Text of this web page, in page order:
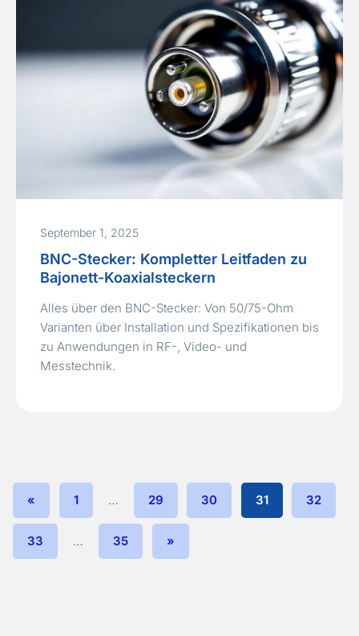
September 1, 2025
BNC-Stecker: Kompletter Leitfaden zu
Bajonett-Koaxialsteckern
Alles über den BNC-Stecker: Von 50/75-Ohm
Varianten über Installation und Spezifikationen bis
zu Anwendungen in RF-, Video- und
Messtechnik.
« 1 … 29 30 31 32
33 … 35 »